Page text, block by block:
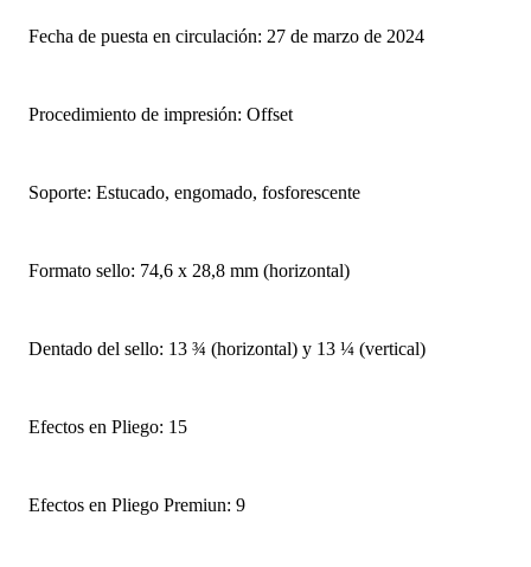
Fecha de puesta en circulación: 27 de marzo de 2024
Procedimiento de impresión: Offset
Soporte: Estucado, engomado, fosforescente
Formato sello: 74,6 x 28,8 mm (horizontal)
Dentado del sello: 13 ¾ (horizontal) y 13 ¼ (vertical)
Efectos en Pliego: 15
Efectos en Pliego Premiun: 9